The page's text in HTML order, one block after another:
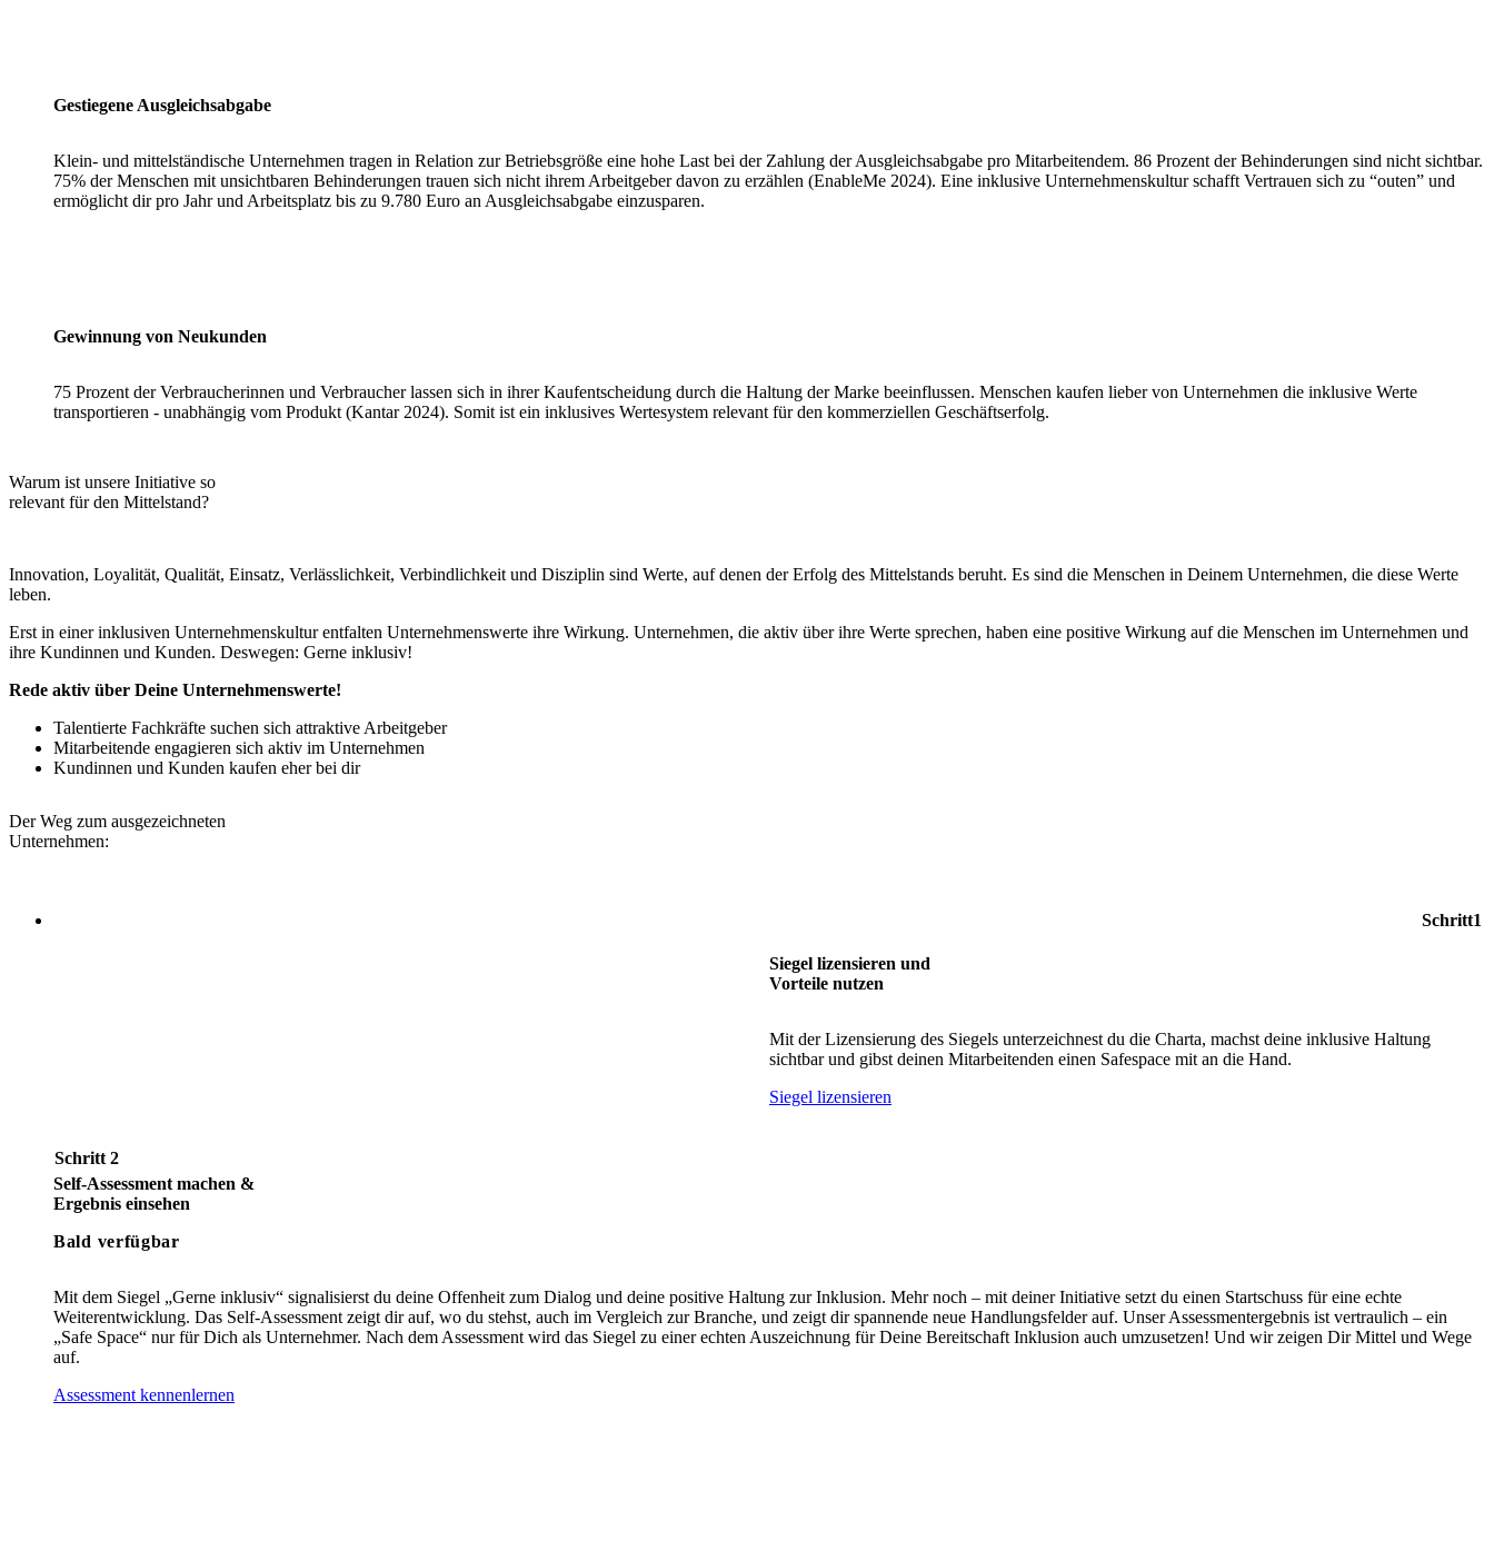
Gestiegene Ausgleichsabgabe
Klein- und mittelständische Unternehmen tragen in Relation zur Betriebsgröße eine hohe Last bei der Zahlung der Ausgleichsabgabe pro Mitarbeitendem. 86 Prozent der Behinderungen sind nicht sichtbar.
75% der Menschen mit unsichtbaren Behinderungen trauen sich nicht ihrem Arbeitgeber davon zu erzählen (EnableMe 2024). Eine inklusive Unternehmenskultur schafft Vertrauen sich zu “outen” und
ermöglicht dir pro Jahr und Arbeitsplatz bis zu 9.780 Euro an Ausgleichsabgabe einzusparen.
Gewinnung von Neukunden
75 Prozent der Verbraucherinnen und Verbraucher lassen sich in ihrer Kaufentscheidung durch die Haltung der Marke beeinflussen. Menschen kaufen lieber von Unternehmen die inklusive Werte
transportieren - unabhängig vom Produkt (Kantar 2024). Somit ist ein inklusives Wertesystem relevant für den kommerziellen Geschäftserfolg.
Warum ist unsere Initiative so
relevant für den Mittelstand?
Innovation, Loyalität, Qualität, Einsatz, Verlässlichkeit, Verbindlichkeit und Disziplin sind Werte, auf denen der Erfolg des Mittelstands beruht. Es sind die Menschen in Deinem Unternehmen, die diese Werte
leben.
Erst in einer inklusiven Unternehmenskultur entfalten Unternehmenswerte ihre Wirkung. Unternehmen, die aktiv über ihre Werte sprechen, haben eine positive Wirkung auf die Menschen im Unternehmen und
ihre Kundinnen und Kunden. Deswegen: Gerne inklusiv!
Rede aktiv über Deine Unternehmenswerte!
Talentierte Fachkräfte suchen sich attraktive Arbeitgeber
Mitarbeitende engagieren sich aktiv im Unternehmen
Kundinnen und Kunden kaufen eher bei dir
Der Weg zum ausgezeichneten
Unternehmen:
Schritt1
Siegel lizensieren und
Vorteile nutzen
Mit der Lizensierung des Siegels unterzeichnest du die Charta, machst deine inklusive Haltung
sichtbar und gibst deinen Mitarbeitenden einen Safespace mit an die Hand.
Siegel lizensieren
Schritt 2
Self-Assessment machen &
Ergebnis einsehen
Bald verfügbar
Mit dem Siegel „Gerne inklusiv“ signalisierst du deine Offenheit zum Dialog und deine positive Haltung zur Inklusion. Mehr noch – mit deiner Initiative setzt du einen Startschuss für eine echte
Weiterentwicklung. Das Self-Assessment zeigt dir auf, wo du stehst, auch im Vergleich zur Branche, und zeigt dir spannende neue Handlungsfelder auf. Unser Assessmentergebnis ist vertraulich – ein
„Safe Space“ nur für Dich als Unternehmer. Nach dem Assessment wird das Siegel zu einer echten Auszeichnung für Deine Bereitschaft Inklusion auch umzusetzen! Und wir zeigen Dir Mittel und Wege
auf.
Assessment kennenlernen